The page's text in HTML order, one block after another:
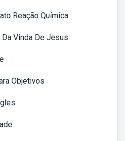
Reação Química
Vinda De Jesus
Objetivos